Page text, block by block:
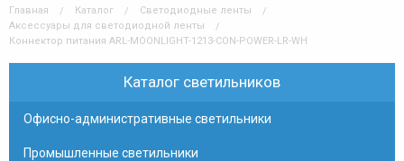
Главная Каталог
Светодиодные ленты
Аксессуары для светодиодной ленты
Коннектор питания ARL-MOONLIGHT-1213-CON-POWER-LR-WH
Каталог светильников
Офисно-административные светильники
Промышленные светильники